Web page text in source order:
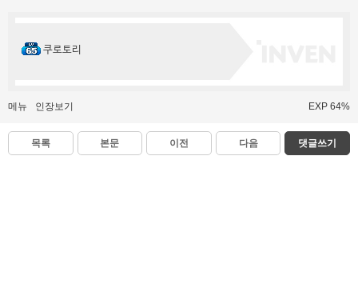
쿠로토리
메뉴 인장보기 EXP 64%
목록 본문 이전 다음 댓글쓰기